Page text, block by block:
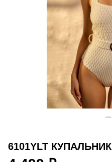
6101YLT КУПАЛЬНИК